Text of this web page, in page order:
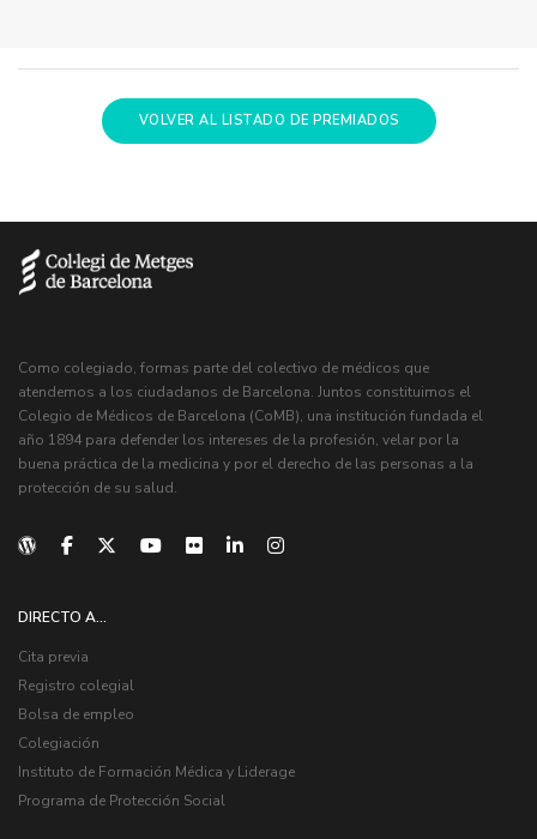
VOLVER AL LISTADO DE PREMIADOS
Como colegiado, formas parte del colectivo de médicos que
atendemos a los ciudadanos de Barcelona. Juntos constituimos el
Colegio de Médicos de Barcelona (CoMB), una institución fundada el
año 1894 para defender los intereses de la profesión, velar por la
buena práctica de la medicina y por el derecho de las personas a la
protección de su salud.
DIRECTO A...
Cita previa
Registro colegial
Bolsa de empleo
Colegiación
Instituto de Formación Médica y Liderage
Programa de Protección Social